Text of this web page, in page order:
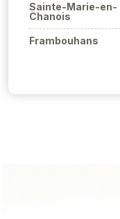
Sainte-Marie-en-
Chanois
Frambouhans